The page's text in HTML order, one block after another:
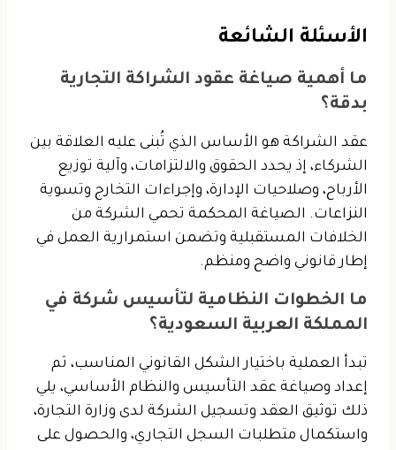
الأسئلة الشائعة
ما أهمية صياغة عقود الشراكة التجارية
بدقة؟
عقد الشراكة هو الأساس الذي تُبنى عليه العلاقة بين
الشركاء، إذ يحدد الحقوق والالتزامات، وآلية توزيع
الأرباح، وصلاحيات الإدارة، وإجراءات التخارج وتسوية
النزاعات. الصياغة المحكمة تحمي الشركة من
الخلافات المستقبلية وتضمن استمرارية العمل في
إطار قانوني واضح ومنظم.
ما الخطوات النظامية لتأسيس شركة في
المملكة العربية السعودية؟
تبدأ العملية باختيار الشكل القانوني المناسب، ثم
إعداد وصياغة عقد التأسيس والنظام الأساسي، يلي
ذلك توثيق العقد وتسجيل الشركة لدى وزارة التجارة،
واستكمال متطلبات السجل التجاري، والحصول على